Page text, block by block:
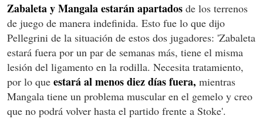
Zabaleta y Mangala estarán apartados de los terrenos
de juego de manera indefinida. Esto fue lo que dijo
Pellegrini de la situación de estos dos jugadores: 'Zabaleta
estará fuera por un par de semanas más, tiene el misma
lesión del ligamento en la rodilla. Necesita tratamiento,
por lo que estará al menos diez días fuera, mientras
Mangala tiene un problema muscular en el gemelo y creo
que no podrá volver hasta el partido frente a Stoke'.